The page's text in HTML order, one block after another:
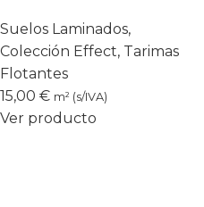
Suelos Laminados,
Colección Effect, Tarimas
Flotantes
15,00 € m² (s/IVA)
Ver producto